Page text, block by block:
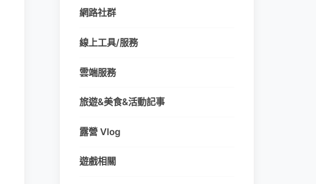
網路社群
線上工具/服務
雲端服務
旅遊&美食&活動記事
露營 Vlog
遊戲相關